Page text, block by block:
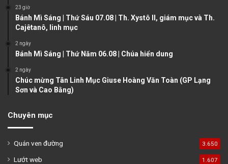
23 giờ
Bánh Mì Sáng | Thứ Sáu 07.08 | Th. Xystô II, giám mục và Th.
Cajêtanô, linh mục
2 ngày
Bánh Mì Sáng | Thứ Năm 06.08 | Chúa hiển dung
2 ngày
Chúc mừng Tân Linh Mục Giuse Hoàng Văn Toàn (GP Lạng
Sơn và Cao Bằng)
Chuyên mục
Quán ven đường 3.650
Lướt web 1.607